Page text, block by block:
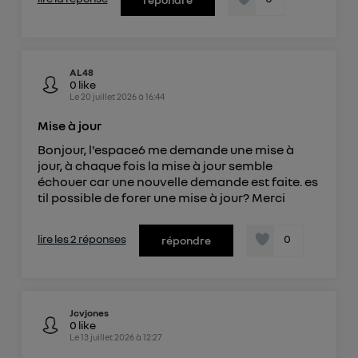
AL48
0 like
Le 20 juillet 2026à 16:44
Mise à jour
Bonjour, l'espace6 me demande une mise à
jour, à chaque fois la mise à jour semble
échouer car une nouvelle demande est faite. es
til possible de forer une mise à jour? Merci
lire les 2 réponses répondre 0
Jcvjones
0 like
Le13 juillet 2026à 12:27